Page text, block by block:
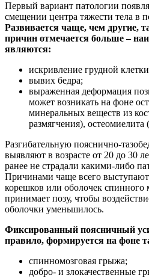
Первый вариант патологии
смещении центра тяжести тела в
Развивается чаще, чем другие,
причин отмечается больше –
являются:
искривление грудной
вывих бедра;
выраженная деформация
может возникать на фоне
минеральных веществ из
размягчения),
Разгибательную пояснично-
выявляют в возрасте от 20 до 30
ранее не страдали какими-либо
Причинами чаще всего
корешков или оболочек спинного
принимает позу, чтобы
оболочки уменьшилось.
Фиксированный поясничный
правило, формируется на фоне
спинномозговая грыжа;
добро- и злокачественные